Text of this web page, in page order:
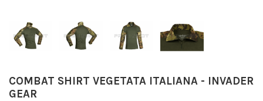
COMBAT SHIRT VEGETATA ITALIANA - INVADER
GEAR